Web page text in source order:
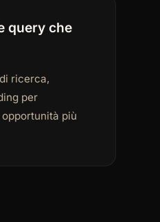
query che
ricerca,
per
più